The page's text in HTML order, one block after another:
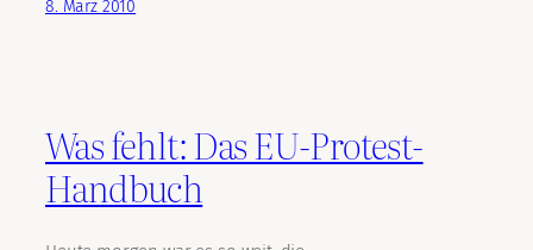
8. März 2010
Was fehlt: Das EU-Protest-
Handbuch